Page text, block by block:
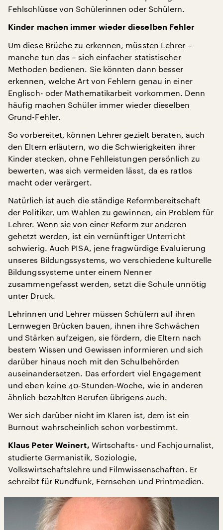
Fehlschlüsse von Schülerinnen oder Schülern.
Kinder machen immer wieder dieselben Fehler
Um diese Brüche zu erkennen, müssten Lehrer –
manche tun das – sich einfacher statistischer
Methoden bedienen. Sie könnten dann besser
erkennen, welche Art von Fehlern genau in einer
Englisch- oder Mathematikarbeit vorkommen. Denn
häufig machen Schüler immer wieder dieselben
Grund-Fehler.
So vorbereitet, können Lehrer gezielt beraten, auch
den Eltern erläutern, wo die Schwierigkeiten ihrer
Kinder stecken, ohne Fehlleistungen persönlich zu
bewerten, was sich vermeiden lässt, da es ratlos
macht oder verärgert.
Natürlich ist auch die ständige Reformbereitschaft
der Politiker, um Wahlen zu gewinnen, ein Problem für
Lehrer. Wenn sie von einer Reform zur anderen
gehetzt werden, ist ein vernünftiger Unterricht
schwierig. Auch PISA, jene fragwürdige Evaluierung
unseres Bildungssystems, wo verschiedene kulturelle
Bildungssysteme unter einem Nenner
zusammengefasst werden, setzt die Schule unnötig
unter Druck.
Lehrinnen und Lehrer müssen Schülern auf ihren
Lernwegen Brücken bauen, ihnen ihre Schwächen
und Stärken aufzeigen, sie fördern, die Eltern nach
bestem Wissen und Gewissen informieren und sich
darüber hinaus noch mit den Schulbehörden
auseinandersetzen. Das erfordert viel Engagement
und eben keine 40-Stunden-Woche, wie in anderen
ähnlich bezahlten Berufen übrigens auch.
Wer sich darüber nicht im Klaren ist, dem ist ein
Burnout wahrscheinlich schon vorbestimmt.
Klaus Peter Weinert, Wirtschafts- und Fachjournalist,
studierte Germanistik, Soziologie,
Volkswirtschaftslehre und Filmwissenschaften. Er
schreibt für Rundfunk, Fernsehen und Printmedien.